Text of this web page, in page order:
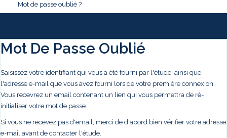
Mot de passe oublié ?
Mot De Passe Oublié
Saisissez votre identifiant qui vous a été fourni par l'étude, ainsi que
l'adresse e-mail que vous avez fourni lors de votre première connexion.
Vous recevrez un email contenant un lien qui vous permettra de ré-
initialiser votre mot de passe.
Si vous ne recevez pas d'email, merci de d'abord bien vérifier votre adresse
e-mail avant de contacter l'étude.